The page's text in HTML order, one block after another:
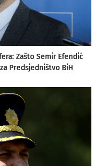
Zašto Semir Efendić
Predsjedništvo BiH